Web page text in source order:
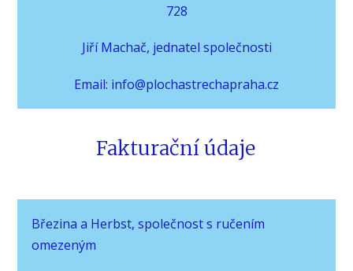
728
Jiří Machač, jednatel společnosti
Email: info@plochastrechapraha.cz
Fakturační údaje
Březina a Herbst, společnost s ručením
omezeným